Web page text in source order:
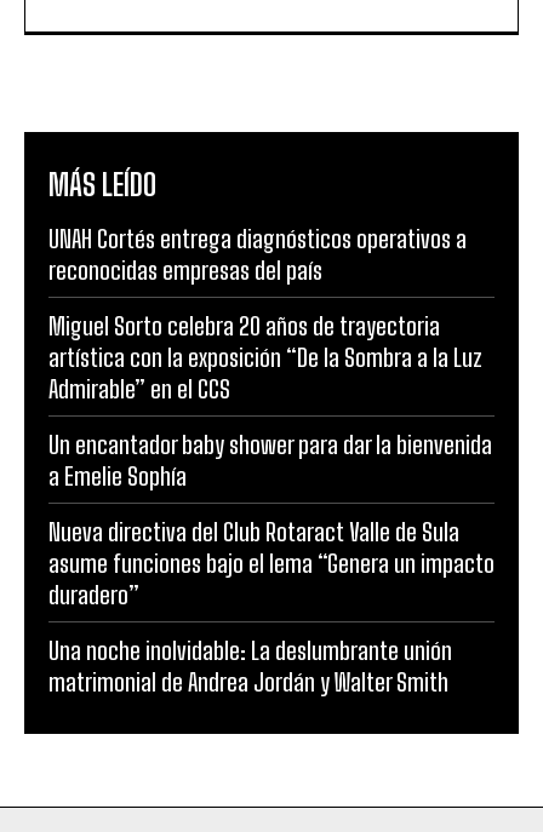
MÁS LEÍDO
UNAH Cortés entrega diagnósticos operativos a
reconocidas empresas del país
Miguel Sorto celebra 20 años de trayectoria
artística con la exposición “De la Sombra a la Luz
Admirable” en el CCS
Un encantador baby shower para dar la bienvenida
a Emelie Sophía
Nueva directiva del Club Rotaract Valle de Sula
asume funciones bajo el lema “Genera un impacto
duradero”
Una noche inolvidable: La deslumbrante unión
matrimonial de Andrea Jordán y Walter Smith